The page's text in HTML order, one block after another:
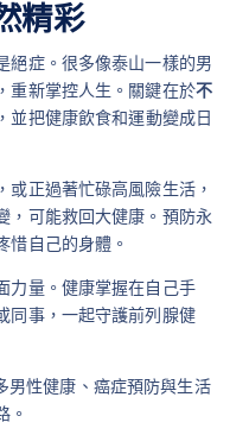
精彩
絕症。很多像泰山一樣的男
重新掌控人生。關鍵在於不
並把健康飲食和運動變成日
或正過著忙碌高風險生活，
，可能救回大健康。預防永
惜自己的身體。
力量。健康掌握在自己手
同事，一起守護前列腺健
男性健康、癌症預防與生活
。